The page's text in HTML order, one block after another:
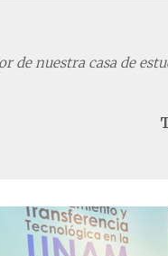
de nuestra casa de